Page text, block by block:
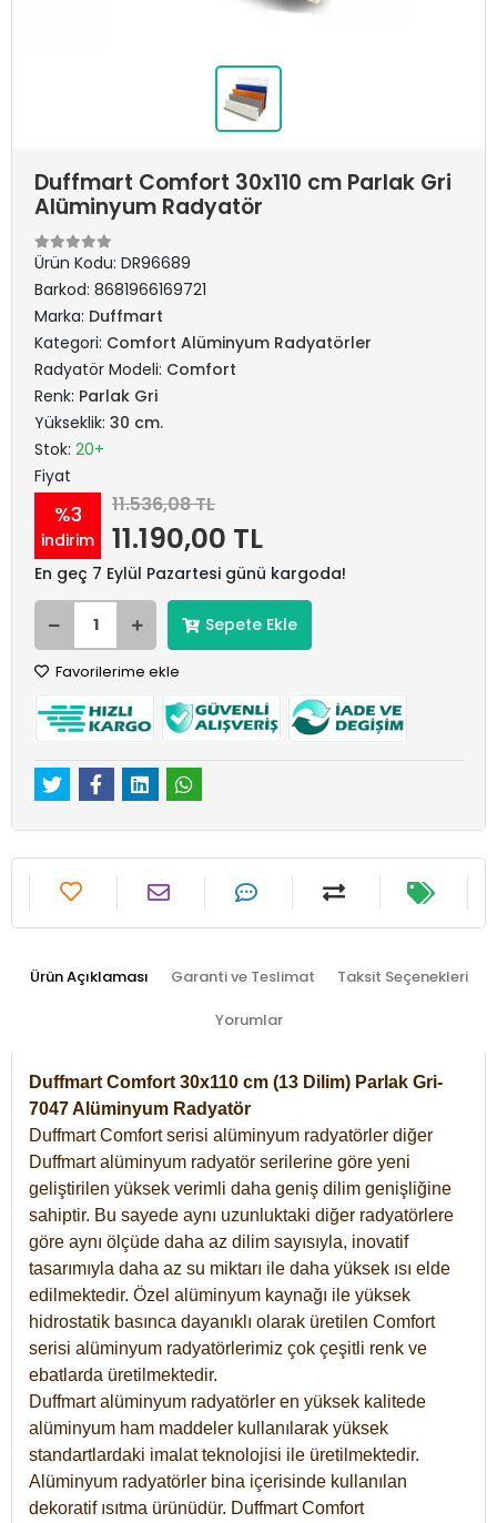
Duffmart Comfort 30x110 cm Parlak Gri
Alüminyum Radyatör
Ürün Kodu: DR96689
Barkod: 8681966169721
Marka: Duffmart
Kategori: Comfort Alüminyum Radyatörler
Radyatör Modeli: Comfort
Renk: Parlak Gri
Yükseklik: 30 cm.
Stok: 20+
Fiyat
%3
indirim
11.536,08 TL
11.190,00 TL
En geç 7 Eylül Pazartesi günü kargoda!
Sepete Ekle
Favorilerime ekle
Ürün Açıklaması Garanti ve Teslimat Taksit Seçenekleri
Yorumlar
Duffmart Comfort 30x110 cm (13 Dilim) Parlak Gri-
7047 Alüminyum Radyatör
Duffmart Comfort serisi alüminyum radyatörler diğer
Duffmart alüminyum radyatör serilerine göre yeni
geliştirilen yüksek verimli daha geniş dilim genişliğine
sahiptir. Bu sayede aynı uzunluktaki diğer radyatörlere
göre aynı ölçüde daha az dilim sayısıyla, inovatif
tasarımıyla daha az su miktarı ile daha yüksek ısı elde
edilmektedir. Özel alüminyum kaynağı ile yüksek
hidrostatik basınca dayanıklı olarak üretilen Comfort
serisi alüminyum radyatörlerimiz çok çeşitli renk ve
ebatlarda üretilmektedir.
Duffmart alüminyum radyatörler en yüksek kalitede
alüminyum ham maddeler kullanılarak yüksek
standartlardaki imalat teknolojisi ile üretilmektedir.
Alüminyum radyatörler bina içerisinde kullanılan
dekoratif ısıtma ürünüdür. Duffmart Comfort